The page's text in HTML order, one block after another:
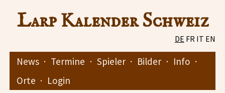
Larp Kalender Schweiz
DE FR IT EN
News · Termine · Spieler · Bilder · Info ·
Orte · Login